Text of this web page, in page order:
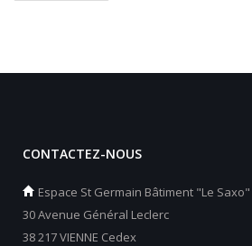
CONTACTEZ-NOUS
Espace St Germain Bâtiment "Le Saxo"
30 Avenue Général Leclerc
38 217 VIENNE Cedex